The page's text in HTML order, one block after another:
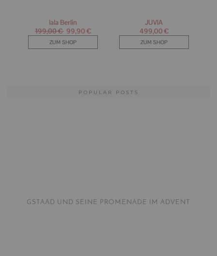
POPULAR POSTS
GSTAAD UND SEINE PROMENADE IM ADVENT